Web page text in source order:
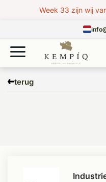
Week 33 zijn wij
terug
Merken Formani